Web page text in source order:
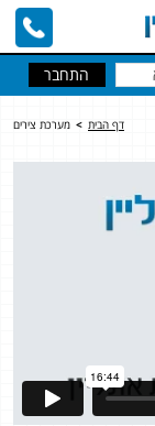
דף הבית > מערכת צירים